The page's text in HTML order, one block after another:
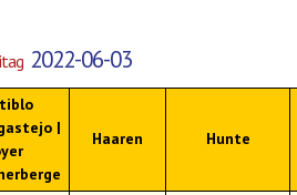
2022-06-03
|
Haaren Hunte